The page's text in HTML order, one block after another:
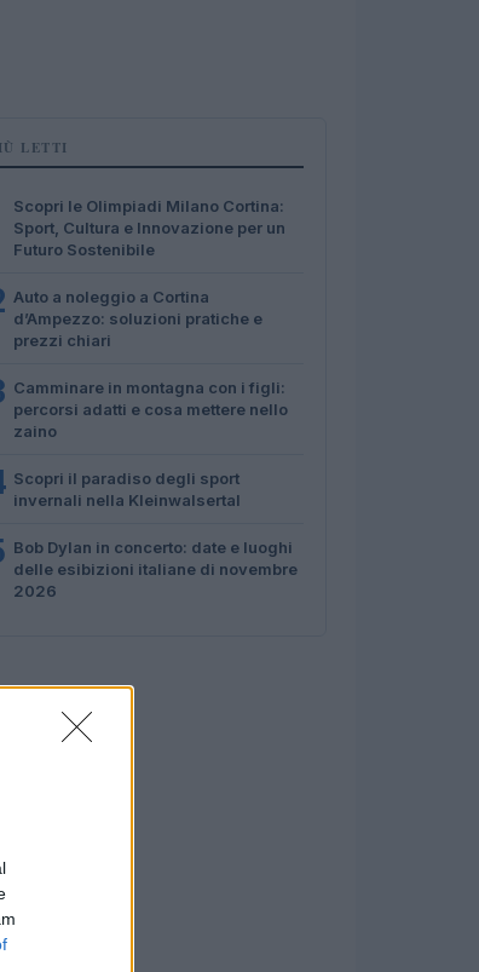
LETTI
Scopri le Olimpiadi Milano Cortina:
Sport, Cultura e Innovazione per un
Futuro Sostenibile
Auto a noleggio a Cortina
d’Ampezzo: soluzioni pratiche e
prezzi chiari
Camminare in montagna con i figli:
percorsi adatti e cosa mettere nello
zaino
Scopri il paradiso degli sport
invernali nella Kleinwalsertal
Bob Dylan in concerto: date e luoghi
delle esibizioni italiane di novembre
2026